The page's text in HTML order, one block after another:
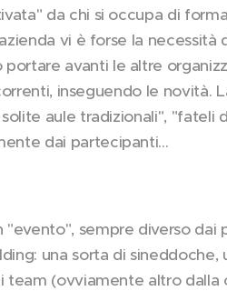
da chi si occupa di
vi è forse la necessità
avanti le altre
inseguendo le novità.
aule tradizionali", "fateli
dai partecipanti…
"evento", sempre diverso
una sorta di sineddoche,
team (ovviamente altro